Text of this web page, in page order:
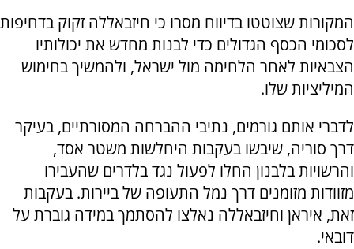
המקורות שצוטטו בדיווח מסרו כי חיזבאללה זקוק בדחיפות
לסכומי הכסף הגדולים כדי לבנות מחדש את יכולותיו
הצבאיות לאחר הלחימה מול ישראל, ולהמשיך בחימוש
המיליציות שלו.
לדברי אותם גורמים, נתיבי ההברחה המסורתיים, בעיקר
דרך סוריה, שיבשו בעקבות היחלשות משטר אסד,
והרשויות בלבנון החלו לפעול נגד בלדרים שהעבירו
מזוודות מזומנים דרך נמל התעופה של ביירות. בעקבות
זאת, איראן וחיזבאללה נאלצו להסתמך במידה גוברת על
דובאי.